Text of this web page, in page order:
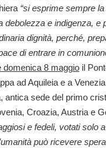
“si esprime sempre
debolezza e indigenza, e
dignità, perché,
di entrare in
domenica 8 maggio il
ad Aquileia e a
antica sede del primo
Croazia, Austria e
e fedeli, votati solo
può ricevere